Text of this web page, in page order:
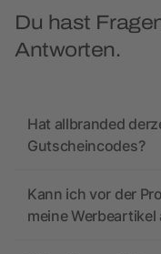
Du hast
Antworten.
Hat allbranded
Gutscheincodes?
Kann ich vor der
meine